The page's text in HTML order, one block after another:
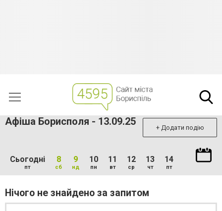
Афіша Борисполя - 13.09.25 + Додати подію
Сьогодні
пт
8
сб
9
нд
10
пн
11
вт
12
ср
13
чт
14
пт
Нічого не знайдено за запитом